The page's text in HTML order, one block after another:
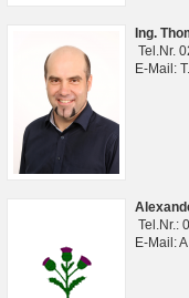
Ing.
Tel.Nr.
E-Mail:
Tel.Nr.:
E-Mail: